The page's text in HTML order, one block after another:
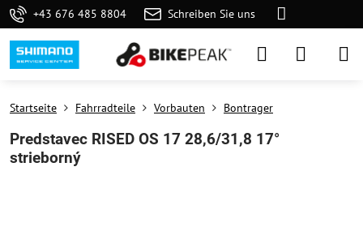
+43 676 485 8804 Schreiben Sie uns
Startseite Fahrradteile Vorbauten Bontrager
Predstavec RISED OS 17 28,6/31,8 17°
strieborný